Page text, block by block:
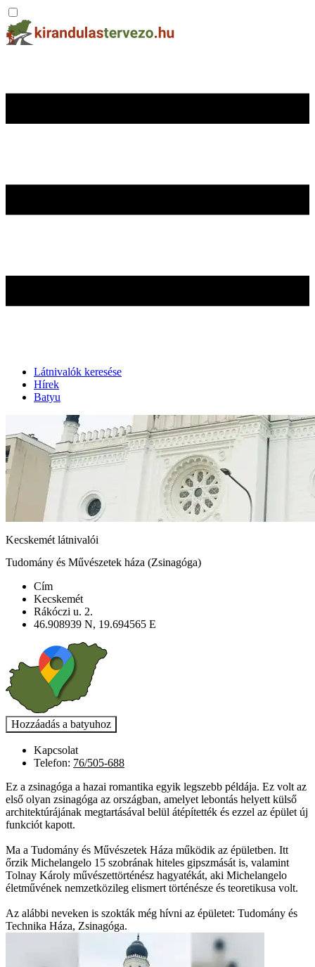
Látnivalók keresése
Hírek
Batyu
Kecskemét látnivalói
Tudomány és Művészetek háza (Zsinagóga)
Cím
Kecskemét
Rákóczi u. 2.
46.908939 N, 19.694565 E
Kapcsolat
Telefon: 76/505-688
Ez a zsinagóga a hazai romantika egyik legszebb példája. Ez volt az
első olyan zsinagóga az országban, amelyet lebontás helyett külső
architektúrájának megtartásával belül átépítették és ezzel az épület új
funkciót kapott.
Ma a Tudomány és Művészetek Háza működik az épületben. Itt
őrzik Michelangelo 15 szobrának hiteles gipszmását is, valamint
Tolnay Károly művészettörténész hagyatékát, aki Michelangelo
életművének nemzetközileg elismert történésze és teoretikusa volt.
Az alábbi neveken is szokták még hívni az épületet: Tudomány és
Technika Háza, Zsinagóga.